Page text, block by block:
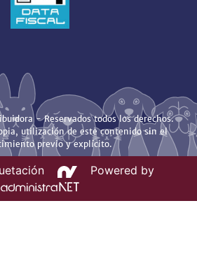
- Reservados todos los derechos.
utilización de este contenido sin el
previo y explícito.
Powered by